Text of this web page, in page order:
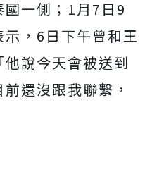
一側；1月7日9
，6日下午曾和王
說今天會被送到
還沒跟我聯繫，